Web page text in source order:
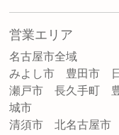
営業エリア
名古屋市全域
みよし市 豊田市
瀬戸市 長久手町
城市
清須市 北名古屋